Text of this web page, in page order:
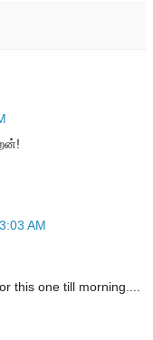
AM
this one till morning....